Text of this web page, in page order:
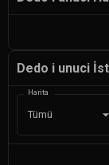
Dedo i unuci
Harita
Tümü